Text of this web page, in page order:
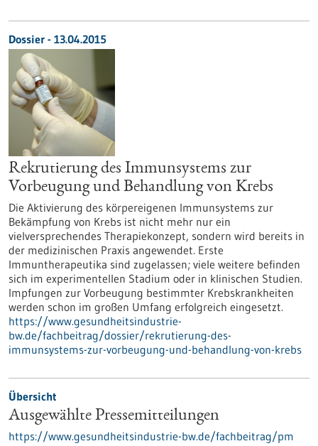
Dossier - 13.04.2015
Rekrutierung des Immunsystems zur
Vorbeugung und Behandlung von Krebs
Die Aktivierung des körpereigenen Immunsystems zur
Bekämpfung von Krebs ist nicht mehr nur ein
vielversprechendes Therapiekonzept, sondern wird bereits in
der medizinischen Praxis angewendet. Erste
Immuntherapeutika sind zugelassen; viele weitere befinden
sich im experimentellen Stadium oder in klinischen Studien.
Impfungen zur Vorbeugung bestimmter Krebskrankheiten
werden schon im großen Umfang erfolgreich eingesetzt.
https://www.gesundheitsindustrie-
bw.de/fachbeitrag/dossier/rekrutierung-des-
immunsystems-zur-vorbeugung-und-behandlung-von-krebs
Übersicht
Ausgewählte Pressemitteilungen
https://www.gesundheitsindustrie-bw.de/fachbeitrag/pm